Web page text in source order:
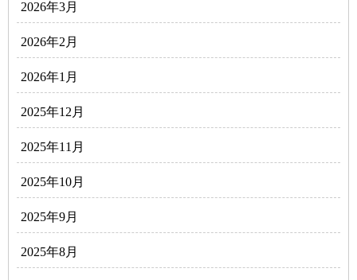
2026年3月
2026年2月
2026年1月
2025年12月
2025年11月
2025年10月
2025年9月
2025年8月